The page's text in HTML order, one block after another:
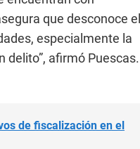
que desconoce el
especialmente la
delito”, afirmó Puescas.
de fiscalización en el